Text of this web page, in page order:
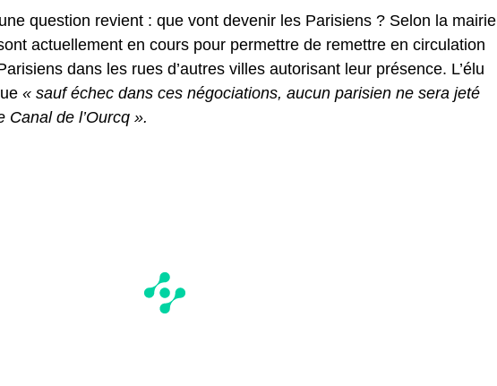
question revient : que vont devenir les Parisiens ? Selon la mairie
actuellement en cours pour permettre de remettre en circulation
dans les rues d’autres villes autorisant leur présence. L’élu
« sauf échec dans ces négociations, aucun parisien ne sera jeté
de l’Ourcq ».